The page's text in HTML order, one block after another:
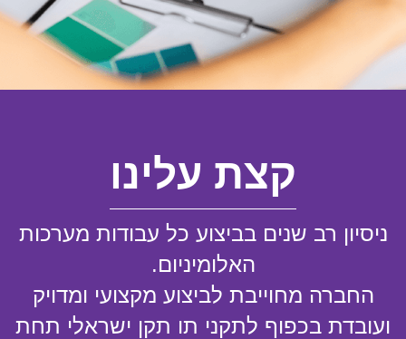
קצת עלינו
ניסיון רב שנים בביצוע כל עבודות מערכות
האלומיניום.
החברה מחוייבת לביצוע מקצועי ומדויק
ועובדת בכפוף לתקני תו תקן ישראלי תחת